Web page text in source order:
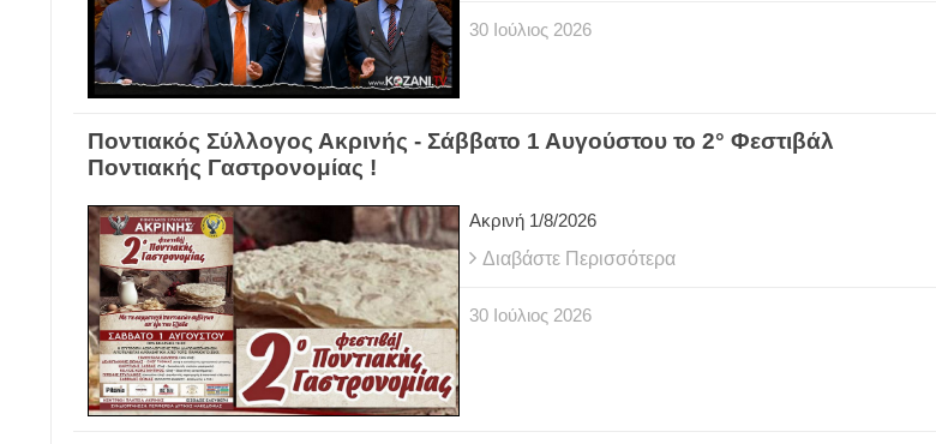
30 Ιούλιος 2026
Ποντιακός Σύλλογος Ακρινής - Σάββατο 1 Αυγούστου το 2° Φεστιβάλ
Ποντιακής Γαστρονομίας !
Ακρινή 1/8/2026
Διαβάστε Περισσότερα
30 Ιούλιος 2026